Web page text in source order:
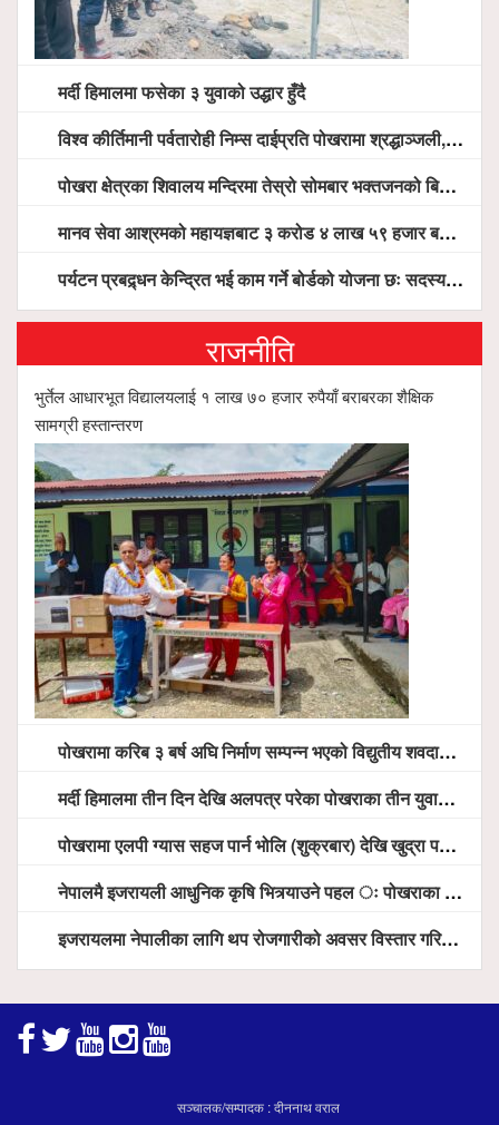
मर्दी हिमालमा फसेका ३ युवाको उद्धार हुँदै
विश्व कीर्तिमानी पर्वतारोही निम्स दाईप्रति पोखरामा श्रद्धाञ्जली, दीप प्रज्वलन गर्दै योगदानको प्रशंसा (भिडियो सहित)
पोखरा क्षेत्रका शिवालय मन्दिरमा तेस्रो सोमबार भक्तजनको बिहानैदेखि घुइँचो
मानव सेवा आश्रमको महायज्ञबाट ३ करोड ४ लाख ५९ हजार बचत, १ करोड ४४ लाख उठ्न बाँकी, विना संचार माध्यम तर प्रचार प्रसारमै भयो १९ लाख खर्च !
पर्यटन प्रबद्र्धन केन्द्रित भई काम गर्ने बोर्डको योजना छः सदस्य पोखरेल, चलिय पोखरालाई थप प्रभावकारी बनाउन होटल संघको माग
राजनीति
भुर्तेल आधारभूत विद्यालयलाई १ लाख ७० हजार रुपैयाँ बराबरका शैक्षिक
सामग्री हस्तान्तरण
पोखरामा करिब ३ बर्ष अघि निर्माण सम्पन्न भएको विद्युतीय शवदाह गृह अझै संचालनमा आउन सकेन, तत्काल संचालन गर्न स्थानियको माग
मर्दी हिमालमा तीन दिन देखि अलपत्र परेका पोखराका तीन युवाको सशस्त्र प्रहरी सहितको टोलीको साहसिक उद्धार
पोखरामा एलपी ग्यास सहज पार्न भोलि (शुक्रबार) देखि खुद्रा पसलबाटै बिक्रि वितरण हुने, स्टोर नगर्न आग्रह
नेपालमै इजरायली आधुनिक कृषि भित्र्याउने पहल ः पोखराका मेयर धनराज आचार्य र इजरायली राजदूतबीच सहकार्य विस्तारको संकेत
इजरायलमा नेपालीका लागि थप रोजगारीको अवसर विस्तार गरिने ः राजदूत बास
सञ्चालक/सम्पादक : दीननाथ वराल